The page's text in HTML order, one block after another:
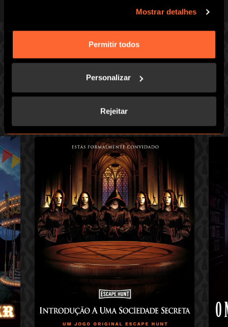
Mostrar detalhes
Permitir todos
Personalizar
Rejeitar
ESCOLHE UMA DAS NOSSAS SALAS
IMERSIVAS
Prepara-te para uma hora intensa de diversão e de coração
acelerado.